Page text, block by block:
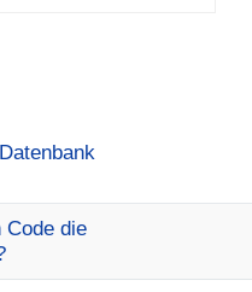
Code die